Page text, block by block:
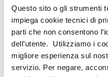
Questo sito o gli strumenti
impiega cookie tecnici di
parti che non consentono
dell’utente. Utilizziamo i
migliore esperienza sul
servizio. Per negare,